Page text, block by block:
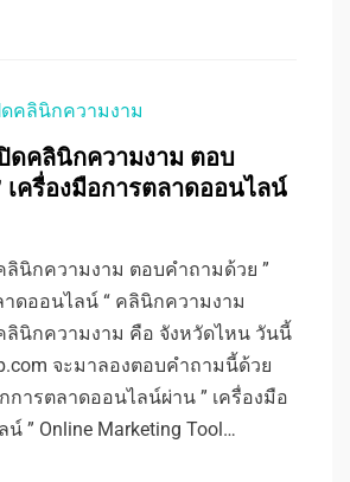
ดคลินิกความงาม ตอบ
เครื่องมือการตลาดออนไลน์
ลินิกความงาม ตอบคำถามด้วย ”
าดออนไลน์ “ คลินิกความงาม
ลินิกความงาม คือ จังหวัดไหน วันนี้
จะมาลองตอบคำถามนี้ด้วย
การตลาดออนไลน์ผ่าน ” เครื่องมือ
” Online Marketing Tool…